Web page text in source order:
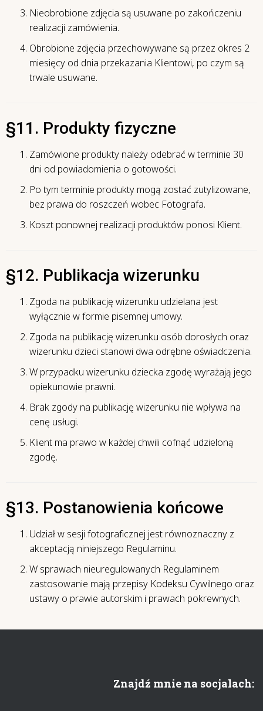
Nieobrobione zdjęcia są usuwane po zakończeniu
realizacji zamówienia.
Obrobione zdjęcia przechowywane są przez okres 2
miesięcy od dnia przekazania Klientowi, po czym są
trwale usuwane.
§11. Produkty fizyczne
Zamówione produkty należy odebrać w terminie 30
dni od powiadomienia o gotowości.
Po tym terminie produkty mogą zostać zutylizowane,
bez prawa do roszczeń wobec Fotografa.
Koszt ponownej realizacji produktów ponosi Klient.
§12. Publikacja wizerunku
Zgoda na publikację wizerunku udzielana jest
wyłącznie w formie pisemnej umowy.
Zgoda na publikację wizerunku osób dorosłych oraz
wizerunku dzieci stanowi dwa odrębne oświadczenia.
W przypadku wizerunku dziecka zgodę wyrażają jego
opiekunowie prawni.
Brak zgody na publikację wizerunku nie wpływa na
cenę usługi.
Klient ma prawo w każdej chwili cofnąć udzieloną
zgodę.
§13. Postanowienia końcowe
Udział w sesji fotograficznej jest równoznaczny z
akceptacją niniejszego Regulaminu.
W sprawach nieuregulowanych Regulaminem
zastosowanie mają przepisy Kodeksu Cywilnego oraz
ustawy o prawie autorskim i prawach pokrewnych.
Znajdź mnie na socjalach: